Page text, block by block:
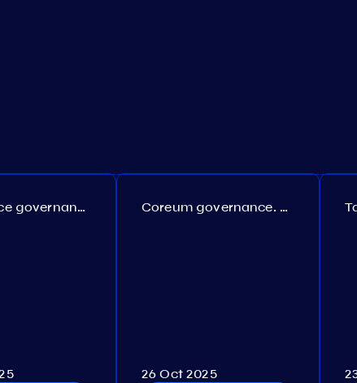
Persistence governance. Proposal №150 Coreum governance. Proposal №22
26 Oct 2025